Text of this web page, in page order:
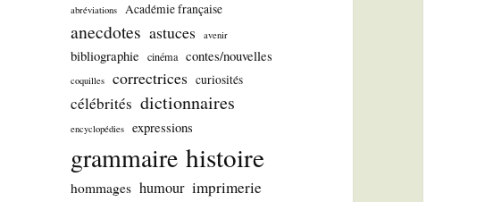
abréviations Académie française
anecdotes astuces avenir
bibliographie cinéma contes/nouvelles
coquilles correctrices curiosités
célébrités dictionnaires
encyclopédies expressions
grammaire histoire
hommages humour imprimerie